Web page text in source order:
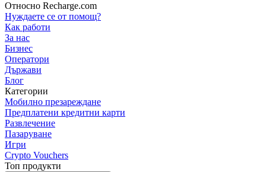
Относно Recharge.com
Нуждаете се от помощ?
Как работи
За нас
Бизнес
Оператори
Държави
Блог
Категории
Мобилно презареждане
Предплатени кредитни карти
Развлечение
Пазаруване
Игри
Crypto Vouchers
Топ продукти